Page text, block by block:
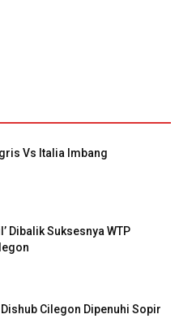
Vs Italia Imbang
Dibalik Suksesnya WTP
Cilegon Dipenuhi Sopir